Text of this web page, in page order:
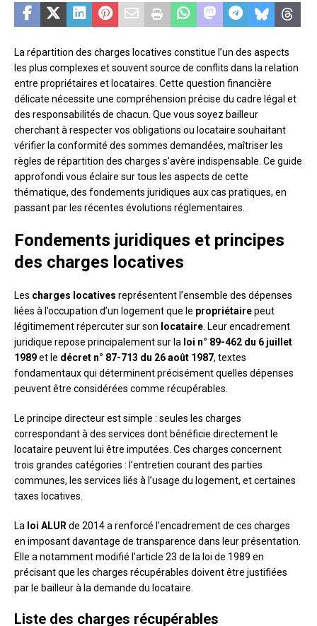
La répartition des charges locatives constitue l’un des aspects
les plus complexes et souvent source de conflits dans la relation
entre propriétaires et locataires. Cette question financière
délicate nécessite une compréhension précise du cadre légal et
des responsabilités de chacun. Que vous soyez bailleur
cherchant à respecter vos obligations ou locataire souhaitant
vérifier la conformité des sommes demandées, maîtriser les
règles de répartition des charges s’avère indispensable. Ce guide
approfondi vous éclaire sur tous les aspects de cette
thématique, des fondements juridiques aux cas pratiques, en
passant par les récentes évolutions réglementaires.
Fondements juridiques et principes
des charges locatives
Les charges locatives représentent l’ensemble des dépenses
liées à l’occupation d’un logement que le propriétairepeut
légitimement répercuter sur son locataire . Leur encadrement
juridique repose principalement sur la loi n° 89-462 du 6 juillet
1989et le décret n° 87-713 du 26 août 1987, textes
fondamentaux qui déterminent précisément quelles dépenses
peuvent être considérées comme récupérables.
Le principe directeur est simple : seules les charges
correspondant à des services dont bénéficie directement le
locataire peuvent lui être imputées. Ces charges concernent
trois grandes catégories : l’entretien courant des parties
communes, les services liés à l’usage du logement, et certaines
taxes locatives.
La loi ALUR de 2014 a renforcé l’encadrement de ces charges
en imposant davantage de transparence dans leur présentation.
Elle a notamment modifié l’article 23 de la loi de 1989 en
précisant que les charges récupérables doivent être justifiées
par le bailleur à la demande du locataire.
Liste des charges récupérables